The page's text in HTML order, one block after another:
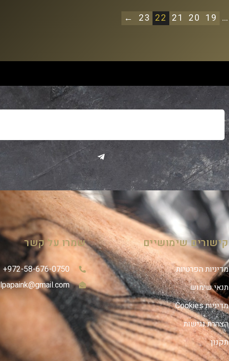
…
19
20
21
22
23
←
קישורים שימושיים
מדיניות הפרטיות
תנאי שימוש
מדיניות Cookies
הצהרת נגישות
תקנון
שמרו על קשר